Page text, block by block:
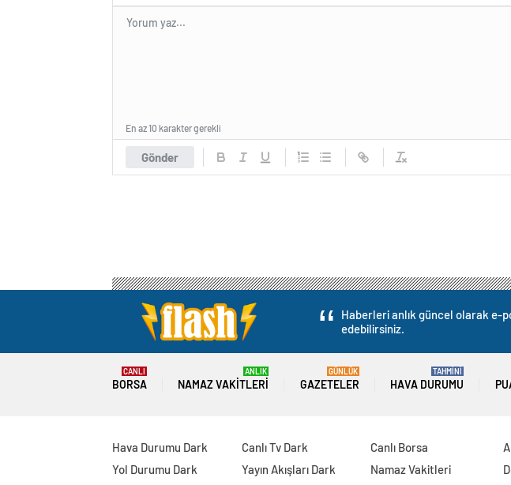
Gönder
En az 10 karakter gerekli
Haberleri anlık güncel olarak e-
edebilirsiniz.
BORSA
CANLI
NAMAZ VAKITLERI
ANLIK
GAZETELER
GÜNLÜK
HAVA DURUMU
TAHMİNİ
Hava Durumu Dark
Yol Durumu Dark
Canlı Tv Dark
Yayın Akışları Dark
Canlı Borsa
Namaz Vakitleri